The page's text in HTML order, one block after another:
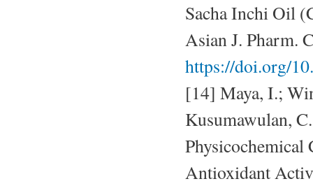
Sacha Inchi Oil
Asian J. Pharm.
https://doi.org/
[14] Maya, I.;
Kusumawulan,
Antioxidant